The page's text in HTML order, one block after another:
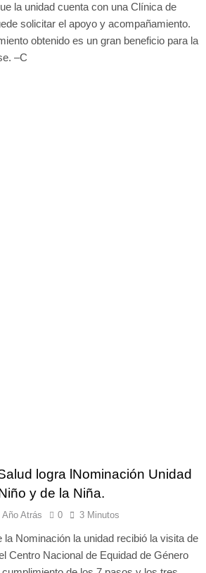
la unidad cuenta con una Clínica de
solicitar el apoyo y acompañamiento.
obtenido es un gran beneficio para la
–C
logra lNominación Unidad
y de la Niña.
Año Atrás 0 3 Minutos
la Nominación la unidad recibió la visita de
Centro Nacional de Equidad de Género